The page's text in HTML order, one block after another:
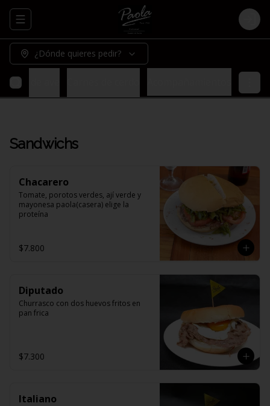
Abrir menu de navegación Login
¿Dónde quieres pedir?
de ave
Sandwichs
Chacarero
Tomate, porotos verdes, ají verde y
mayonesa paola(casera) elige la
proteína
$7.800
Diputado
Churrasco con dos huevos fritos en
pan frica
$7.300
Italiano